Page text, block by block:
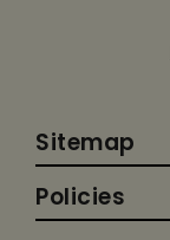
Sitemap
Policies